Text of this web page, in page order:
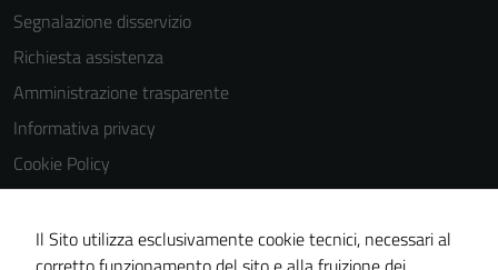
Segnalazione disservizio
Richiesta assistenza
Amministrazione trasparente
Informativa privacy
Cookie Policy
Note legali
Dichiarazione di accessibilità
Il Sito utilizza esclusivamente cookie tecnici, necessari al